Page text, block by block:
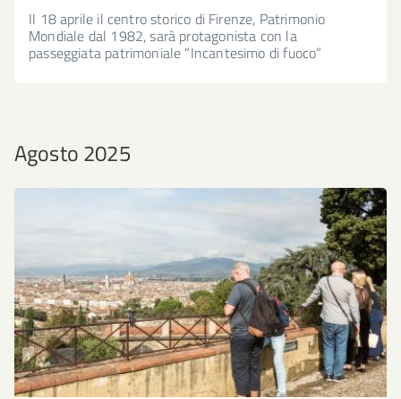
Il 18 aprile il centro storico di Firenze, Patrimonio
Mondiale dal 1982, sarà protagonista con la
passeggiata patrimoniale “Incantesimo di fuoco”
Agosto 2025